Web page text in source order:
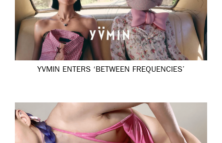
YVMIN ENTERS ‘BETWEEN FREQUENCIES’